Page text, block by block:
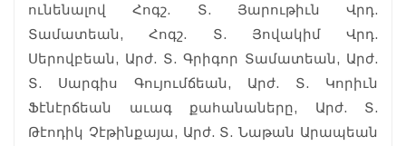
ունենալով Հոգշ. Տ. Յարութիւն Վրդ.
Տամատեան, Հոգշ. Տ. Յովակիմ Վրդ.
Սերովբեան, Արժ. Տ. Գրիգոր Տամատեան, Արժ.
Տ. Սարգիս Գույումճեան, Արժ. Տ. Կորիւն
Ֆէնէրճեան աւագ քահանաները, Արժ. Տ.
Թէոդիկ Չէթինքայա, Արժ. Տ. Նաթան Արապեան